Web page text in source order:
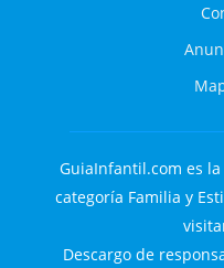
GuiaInfantil.com es
categoría Familia y
Descargo de